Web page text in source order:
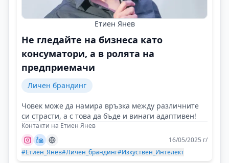
Етиен Янев
Не гледайте на бизнеса като
консуматори, а в ролята на
предприемачи
Личен брандинг
Човек може да намира връзка между различните
си страсти, а с това да бъде и винаги адаптивен!
Контакти на Етиен Янев
16/05/2025 г/
#Етиен_Янев#Личен_брандинг#Изкуствен_Интелект